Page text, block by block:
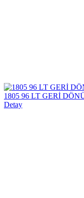
1805 96 LT GERİ
Detay